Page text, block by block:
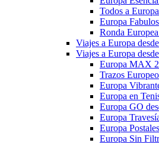
Todos a
Europa
Ronda
Viajes a Europa
Viajes a Europa
Europa MAX
Trazos
Europa
Europa en
Europa GO
Europa
Europa
Europa Sin